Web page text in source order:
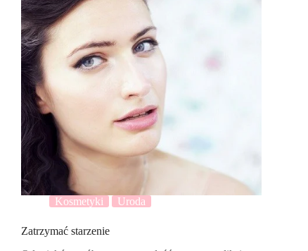
Kosmetyki Uroda
Zatrzymać starzenie